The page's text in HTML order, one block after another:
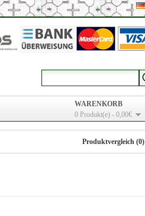
WARENKORB
0 Produkt(e) - 0,00€
Produktvergleich (0)